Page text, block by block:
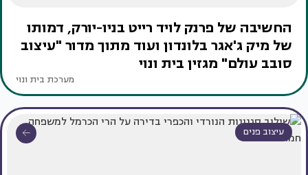
החשיבה של פרנק לויד רייט בניו-יורק, דמותו
של מיק ג'אגר בלונדון ועוד מתוך מדור "עיצוב
סובב עולם" מגזין בית ונוי
מערכת בית ונוי
עיצוב פנים